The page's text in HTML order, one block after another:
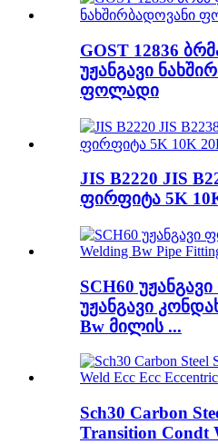
GOST 12836
უჟანგავი
ფოლადი
JIS B2220 JIS
ფირფიტა 5K
SCH60
უჟანგავი
Bw მილის ...
Sch30 Carbon
Transition Condt